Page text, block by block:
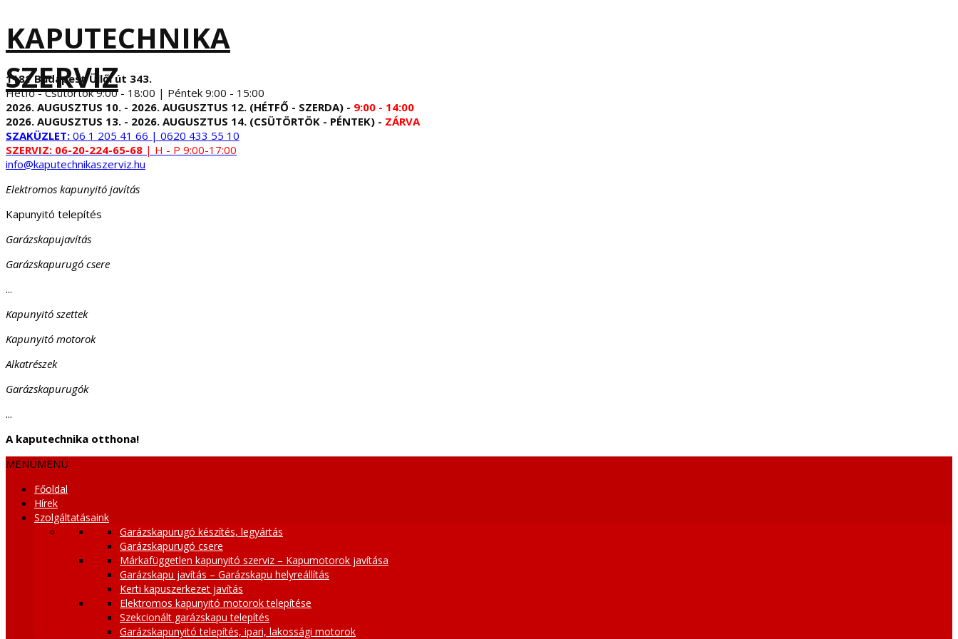
KAPUTECHNIKA
SZERVIZ
1181 Budapest Üllői út 343.
Hétfő - Csütörtök 9:00 - 18:00 | Péntek 9:00 - 15:00
2026. AUGUSZTUS 10. - 2026. AUGUSZTUS 12. (HÉTFŐ - SZERDA) - 9:00 - 14:00
2026. AUGUSZTUS 13. - 2026. AUGUSZTUS 14. (CSÜTÖRTÖK - PÉNTEK) - ZÁRVA
SZAKÜZLET: 06 1 205 41 66 | 0620 433 55 10
SZERVIZ: 06-20-224-65-68 | H - P 9:00-17:00
info@kaputechnikaszerviz.hu
Elektromos kapunyitó javítás
Kapunyitó telepítés
Garázskapujavítás
Garázskapurugó csere
...
Kapunyitó szettek
Kapunyitó motorok
Alkatrészek
Garázskapurugók
...
A kaputechnika otthona!
MENÜMENÜ
Főoldal
Hírek
Szolgáltatásaink
Garázskapurugó készítés, legyártás
Garázskapurugó csere
Márkafüggetlen kapunyitó szerviz – Kapumotorok javítása
Garázskapu javítás – Garázskapu helyreállítás
Kerti kapuszerkezet javítás
Elektromos kapunyitó motorok telepítése
Szekcionált garázskapu telepítés
Garázskapunyitó telepítés, ipari, lakossági motorok